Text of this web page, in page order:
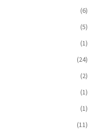
(6)
(5)
(1)
(24)
(2)
(1)
(1)
(11)